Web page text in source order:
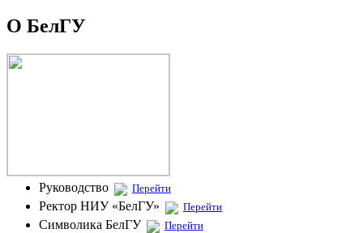
О БелГУ
Руководство Перейти
Ректор НИУ «БелГУ» Перейти
Символика БелГУ Перейти